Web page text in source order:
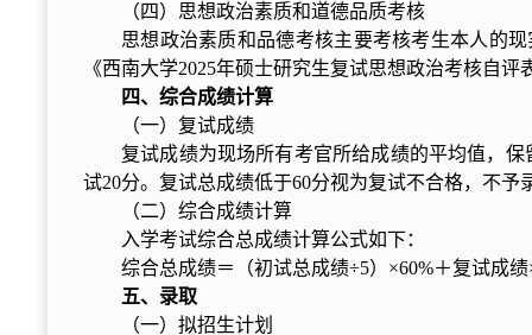
（四）思想政治素质和道德品质考核
思想政治素质和品德考核主要考核考生本人的
《西南大学2025年硕士研究生复试思想政治考核自
四、综合成绩计算
（一）复试成绩
复试成绩为现场所有考官所给成绩的平均值，
试20分。复试总成绩低于60分视为复试不合格，不予
（二）综合成绩计算
入学考试综合总成绩计算公式如下：
综合总成绩＝（初试总成绩÷5）×60%＋复试成绩
五、录取
（一）拟招生计划